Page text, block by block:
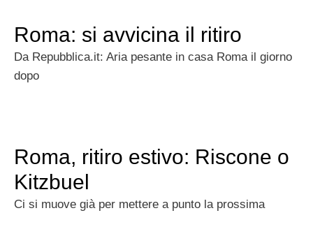
Roma: si avvicina il ritiro
Da Repubblica.it: Aria pesante in casa Roma il giorno
dopo
Roma, ritiro estivo: Riscone o
Kitzbuel
Ci si muove già per mettere a punto la prossima